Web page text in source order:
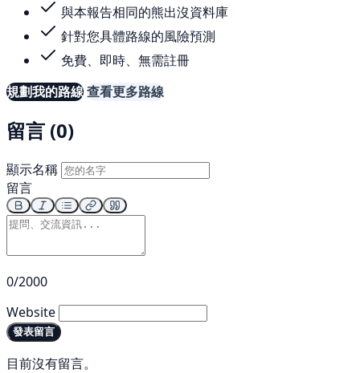
與本報告相同的熊出沒資料庫
針對您具體路線的風險預測
免費、即時、無需註冊
規劃我的路線查看更多路線
留言 (0)
顯示名稱
留言
0/2000
Website
發表留言
目前沒有留言。